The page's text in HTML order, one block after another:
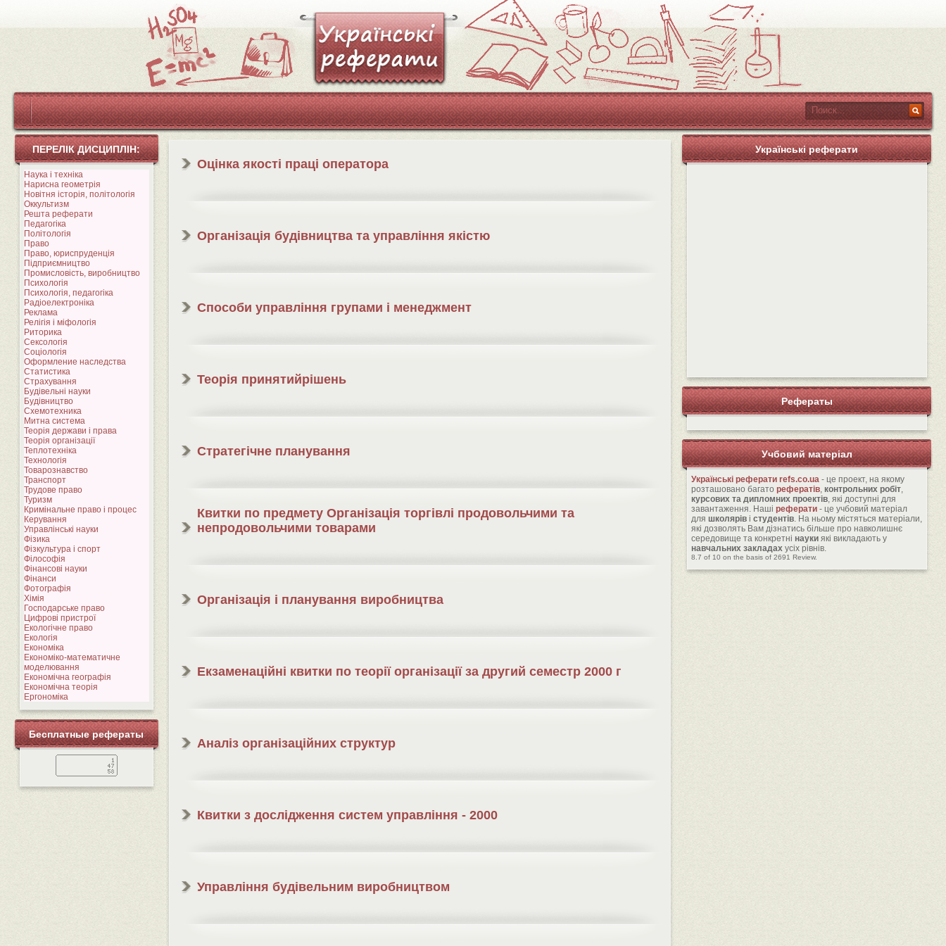
ПЕРЕЛІК ДИСЦИПЛІН:
Наука і техніка
Нарисна геометрія
Новітня історія, політологія
Оккультизм
Решта реферати
Педагогіка
Політологія
Право
Право, юриспруденція
Підприємництво
Промисловість, виробництво
Психологія
Психологія, педагогіка
Радіоелектроніка
Реклама
Релігія і міфологія
Риторика
Сексологія
Соціологія
Оформление наследства
Статистика
Страхування
Будівельні науки
Будівництво
Схемотехника
Митна система
Теорія держави і права
Теорія організації
Теплотехніка
Технологія
Товарознавство
Транспорт
Трудове право
Туризм
Кримінальне право і процес
Керування
Управлінські науки
Фізика
Фізкультура і спорт
Філософія
Фінансові науки
Фінанси
Фотографія
Хімія
Господарське право
Цифрові пристрої
Екологічне право
Екологія
Економіка
Економіко-математичне
моделювання
Економічна географія
Економічна теорія
Ергономіка
Бесплатные рефераты
Оцінка якості праці оператора
Організація будівництва та управління якістю
Способи управління групами і менеджмент
Теорія принятийрішень
Стратегічне планування
Квитки по предмету Організація торгівлі продовольчими та
непродовольчими товарами
Організація і планування виробництва
Екзаменаційні квитки по теорії організації за другий семестр 2000 г
Аналіз організаційних структур
Квитки з дослідження систем управління - 2000
Управління будівельним виробництвом
Українські реферати
Рефераты
Учбовий матеріал
Українські реферати refs.co.ua - це проект, на якому
розташовано багато рефератів, контрольних робіт,
курсових та дипломних проектів, які доступні для
завантаження. Наші реферати - це учбовий матеріал
для школярів і студентів. На ньому містяться матеріали,
які дозволять Вам дізнатись більше про навколишнє
середовище та конкретні науки які викладають у
навчальних закладах усіх рівнів.
8.7 of 10 on the basis of 2691 Review.